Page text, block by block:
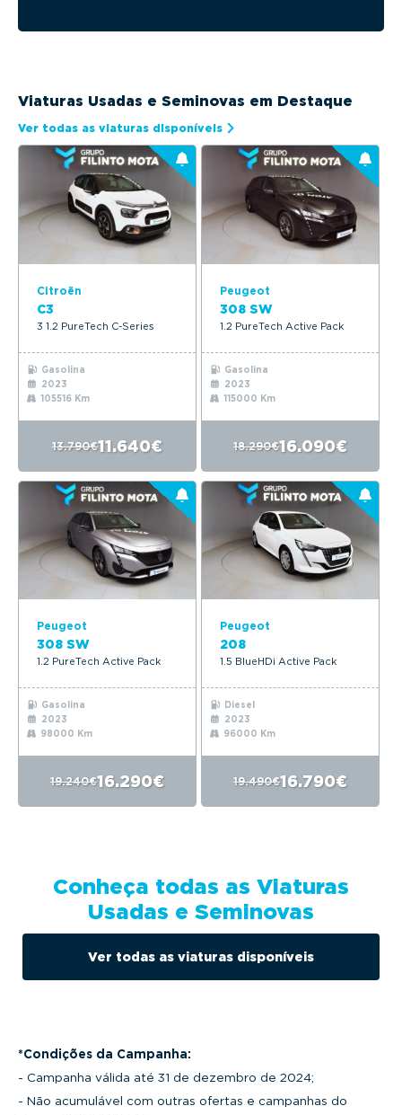
Viaturas Usadas e Seminovas em Destaque
Ver todas as viaturas disponíveis
Citroën
C3
3 1.2 PureTech C-Series
Gasolina
2023
105516 Km
13.790€11.640€
Peugeot
308 SW
1.2 PureTech Active Pack
Gasolina
2023
115000 Km
18.290€16.090€
Peugeot
308 SW
1.2 PureTech Active Pack
Gasolina
2023
98000 Km
19.240€16.290€
Peugeot
208
1.5 BlueHDi Active Pack
Diesel
2023
96000 Km
19.490€16.790€
Conheça todas as Viaturas
Usadas e Seminovas
Ver todas as viaturas disponíveis
*Condições da Campanha:
- Campanha válida até 31 de dezembro de 2024;
- Não acumulável com outras ofertas e campanhas do